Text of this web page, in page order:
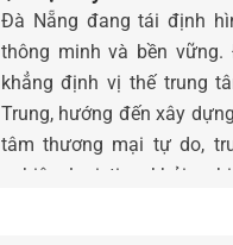
quốc tế
Đà Nẵng đang tái định
thông minh và bền
khẳng định vị thế trung
Trung, hướng đến xây
tâm thương mại tự do,
nghiệp, logistics, khởi